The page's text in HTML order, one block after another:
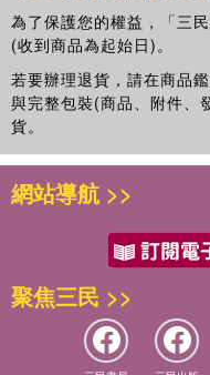
為了保護您的權益，「三民
(收到商品為起始日)。
若要辦理退貨，請在商品
與完整包裝(商品、附件、
貨。
網站導航 >>
聚焦三民 >>